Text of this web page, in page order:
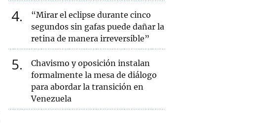
4
“Mirar el eclipse durante cinco
segundos sin gafas puede dañar la
retina de manera irreversible”
5
Chavismo y oposición instalan
formalmente la mesa de diálogo
para abordar la transición en
Venezuela